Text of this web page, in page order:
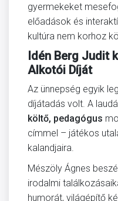
gyermekeket
előadások és
kultúra nem korhoz
Idén Berg Judit
Alkotói Díját
Az ünnepség egyik
díjátadás volt. A
költő, pedagógus
címmel – játékos
kalandjaira.
Mészöly Ágnes
irodalmi
humorát, világépítő